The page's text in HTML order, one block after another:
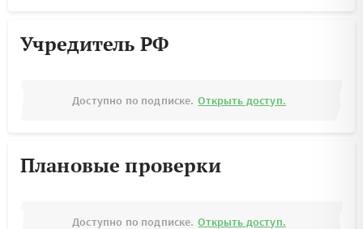
Учредитель РФ
Доступно по подписке. Открыть доступ.
Плановые проверки
Доступно по подписке. Открыть доступ.